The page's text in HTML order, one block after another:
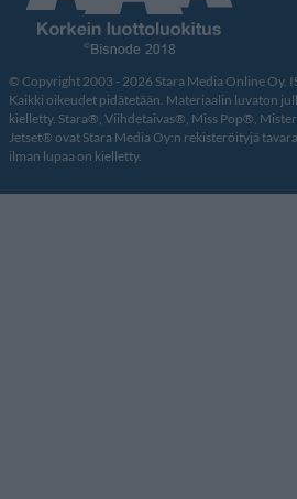
© Copyright 2003 - 2026 Stara Media Online Oy.
Kaikki oikeudet pidätetään. Materiaalin luvaton
kielletty. Stara®, Viihdetaivas®, Miss Pop®,
Jetset® ovat Stara Media Oy:n rekisteröityjä
ilman lupaa on kielletty.